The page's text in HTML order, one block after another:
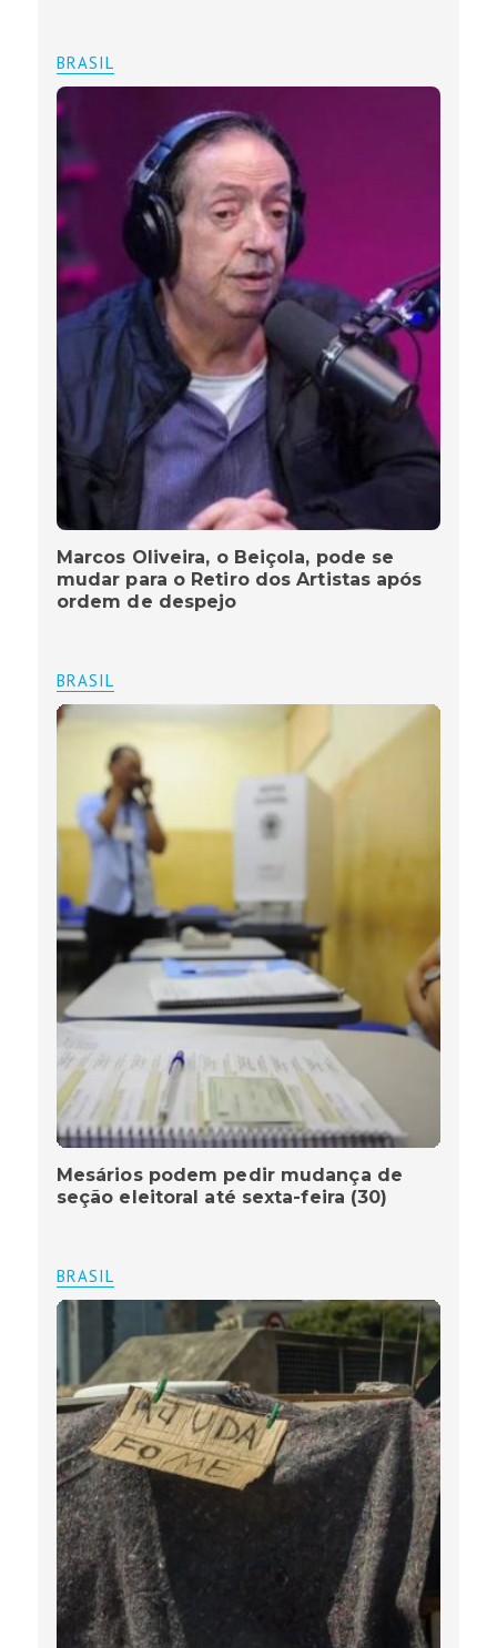
BRASIL
Marcos Oliveira, o Beiçola, pode se
mudar para o Retiro dos Artistas após
ordem de despejo
BRASIL
Mesários podem pedir mudança de
seção eleitoral até sexta-feira (30)
BRASIL